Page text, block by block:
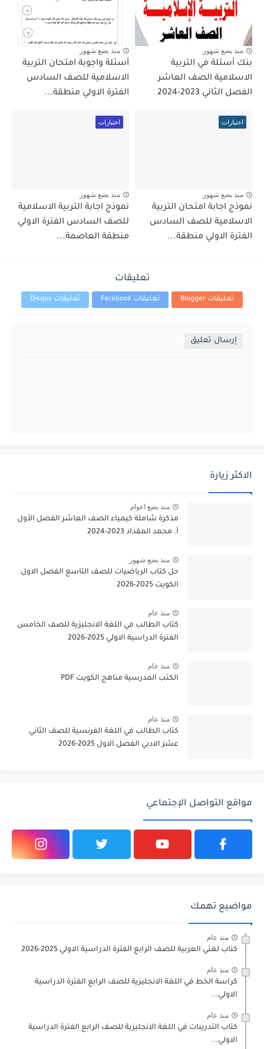
منذ بضع شهور
بنك أسئلة في التربية
الاسلامية الصف العاشر
الفصل الثاني 2023-2024
منذ بضع شهور
أسئلة واجوبة امتحان التربية
الاسلامية للصف السادس
الفترة الاولي منطقة...
اختبارات
منذ بضع شهور
نموذج اجابة امتحان التربية
الاسلامية للصف السادس
الفترة الاولي منطقة...
اختبارات
منذ بضع شهور
نموذج اجابة التربية الاسلامية
للصف السادس الفترة الاولي
منطقة العاصمة...
تعليقات
تعليقات Blogger تعليقات Facebook تعليقات Disqus
إرسال تعليق
الاكثر زيارة
منذ بضع اعوام
مذكرة شاملة كيمياء الصف العاشر الفصل الأول
أ. محمد المقداد 2023-2024
منذ بضع شهور
حل كتاب الرياضيات للصف التاسع الفصل الاول
الكويت 2025-2026
منذ عام
كتاب الطالب في اللغة الانجليزية للصف الخامس
الفترة الدراسية الاولي 2025-2026
منذ عام
الكتب المدرسية مناهج الكويت PDF
منذ عام
كتاب الطالب في اللغة الفرنسية للصف الثاني
عشر الادبي الفصل الاول 2025-2026
مواقع التواصل الإجتماعي
مواضيع تهمك
منذ عام
كتاب لغتي العربية للصف الرابع الفترة الدراسية الاولي 2025-2026
منذ عام
كراسة الخط في اللغة الانجليزية للصف الرابع الفترة الدراسية
الاولي...
منذ عام
كتاب التدريبات في اللغة الانجليزية للصف الرابع الفترة الدراسية
الاولي...